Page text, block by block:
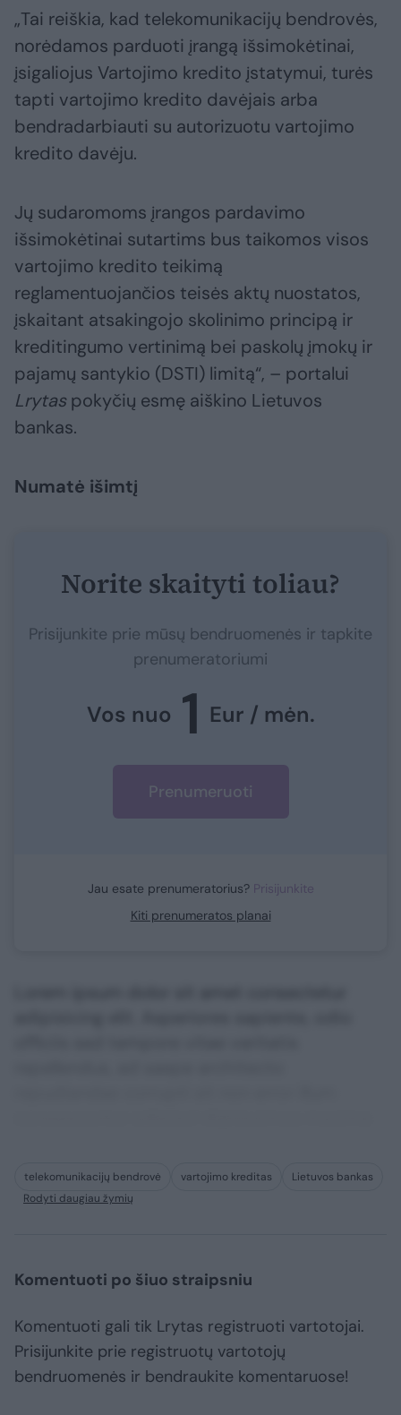
„Tai reiškia, kad telekomunikacijų bendrovės,
norėdamos parduoti įrangą išsimokėtinai,
įsigaliojus Vartojimo kredito įstatymui, turės
tapti vartojimo kredito davėjais arba
bendradarbiauti su autorizuotu vartojimo
kredito davėju.
Jų sudaromoms įrangos pardavimo
išsimokėtinai sutartims bus taikomos visos
vartojimo kredito teikimą
reglamentuojančios teisės aktų nuostatos,
įskaitant atsakingojo skolinimo principą ir
kreditingumo vertinimą bei paskolų įmokų ir
pajamų santykio (DSTI) limitą“, – portalui
Lrytaspokyčių esmę aiškino Lietuvos
bankas.
Numatė išimtį
Norite skaityti toliau?
Prisijunkite prie mūsų bendruomenės ir tapkite
prenumeratoriumi
Vos nuo 1 Eur / mėn.
Prenumeruoti
Jau esate prenumeratorius? Prisijunkite
Kiti prenumeratos planai
telekomunikacijų bendrovė vartojimo kreditas
Lietuvos bankas
Rodyti daugiau žymių
Komentuoti po šiuo straipsniu
Komentuoti gali tik Lrytas registruoti vartotojai.
Prisijunkite prie registruotų vartotojų
bendruomenės ir bendraukite komentaruose!